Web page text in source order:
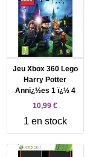
Jeu Xbox 360 Lego
Harry Potter
Annï¿½es 1 ï¿½ 4
10,99 €
1 en stock